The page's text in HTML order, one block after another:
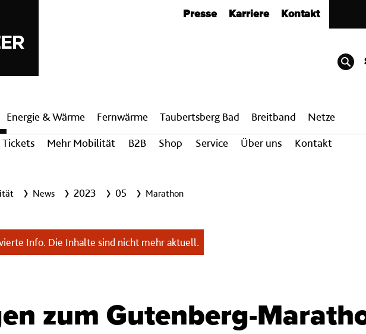
Presse Karriere Kontakt
Tickets Mehr Mobilität B2B Shop Service Über uns Kontakt
Energie & Wärme Fern­wärme Taubertsberg Bad Breit­band Netze
News 2023 05 Marathon
Info. Die Inhalte sind nicht mehr aktuell.
zum Gutenberg-